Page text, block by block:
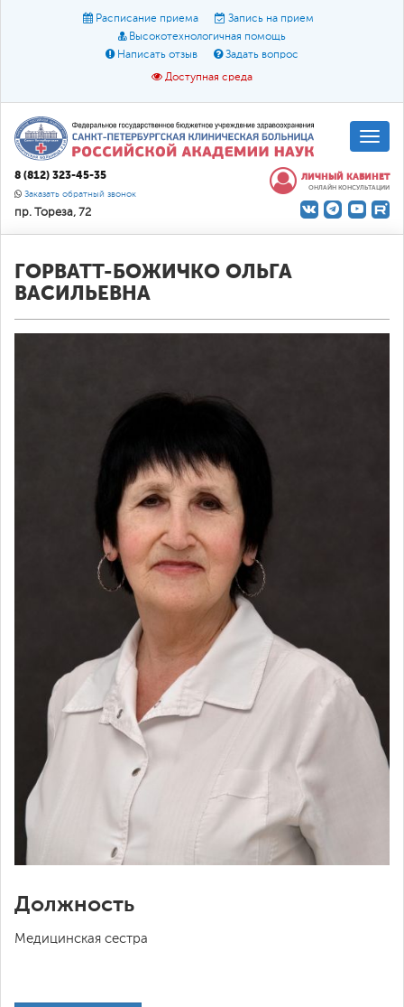
Расписание приема
Запись на прием
Высокотехнологичная помощь
Написать отзыв
Задать вопрос
Доступная среда
Размер шрифта: A A A
Цвет:
О доступной среде
8 (812) 323-45-35
Заказать обратный звонок
пр. Тореза, 72
ЛИЧНЫЙ КАБИНЕТ
ОНЛАЙН КОНСУЛЬТАЦИИ
ГОРВАТТ-БОЖИЧКО ОЛЬГА
ВАСИЛЬЕВНА
Должность
Медицинская сестра